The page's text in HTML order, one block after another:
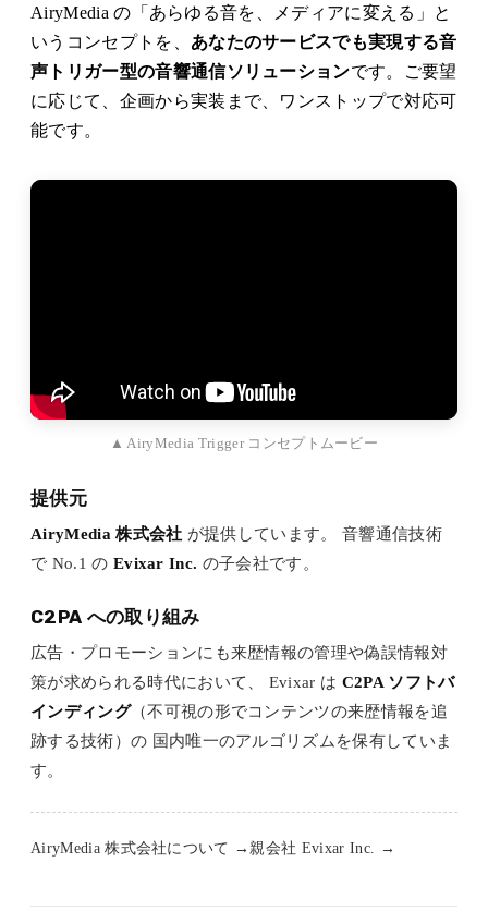
AiryMedia の「あらゆる音を、メディアに変える」と
いうコンセプトを、 あなたのサービスでも実現する音
声トリガー型の音響通信ソリューションです。ご要望
に応じて、企画から実装まで、ワンストップで対応可
能です。
▲ AiryMedia Trigger コンセプトムービー
提供元
AiryMedia 株式会社 が提供しています。 音響通信技術
で No.1 の Evixar Inc. の子会社です。
C2PA への取り組み
広告・プロモーションにも来歴情報の管理や偽誤情報対
策が求められる時代において、 Evixar は C2PA ソフトバ
インディング（不可視の形でコンテンツの来歴情報を追
跡する技術）の 国内唯一のアルゴリズムを保有していま
す。
AiryMedia 株式会社について →親会社 Evixar Inc. →